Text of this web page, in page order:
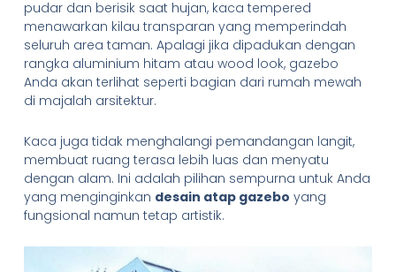
pudar dan berisik saat hujan, kaca tempered
menawarkan kilau transparan yang memperindah
seluruh area taman. Apalagi jika dipadukan dengan
rangka aluminium hitam atau wood look, gazebo
Anda akan terlihat seperti bagian dari rumah mewah
di majalah arsitektur.
Kaca juga tidak menghalangi pemandangan langit,
membuat ruang terasa lebih luas dan menyatu
dengan alam. Ini adalah pilihan sempurna untuk Anda
yang menginginkan desain atap gazebo yang
fungsional namun tetap artistik.